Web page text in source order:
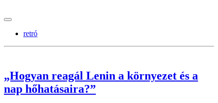
retró
„Hogyan reagál Lenin a környezet és a
nap hőhatásaira?”